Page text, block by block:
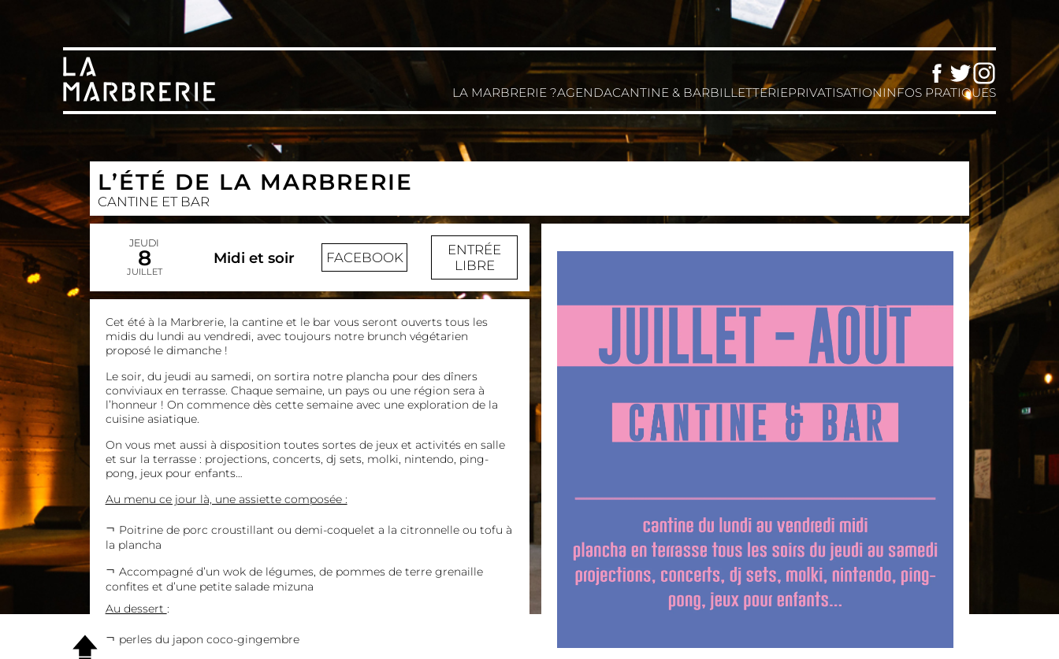
Facebook
TwitterInstagram
LA MARBRERIE ?AGENDACANTINE & BARBILLETTERIEPRIVATISATIONINFOS PRATIQUES
L’ÉTÉ DE LA MARBRERIE
CANTINE ET BAR
JEUDI
8
JUILLET
Midi et soir FACEBOOK
ENTRÉE
LIBRE
Cet été à la Marbrerie, la cantine et le bar vous seront ouverts tous les
midis du lundi au vendredi, avec toujours notre brunch végétarien
proposé le dimanche !
Le soir, du jeudi au samedi, on sortira notre plancha pour des dîners
conviviaux en terrasse. Chaque semaine, un pays ou une région sera à
l’honneur ! On commence dès cette semaine avec une exploration de la
cuisine asiatique.
On vous met aussi à disposition toutes sortes de jeux et activités en salle
et sur la terrasse : projections, concerts, dj sets, molki, nintendo, ping-
pong, jeux pour enfants…
Au menu ce jour là, une assiette composée :
Poitrine de porc croustillant ou demi-coquelet a la citronnelle ou tofu à
la plancha
Accompagné d’un wok de légumes, de pommes de terre grenaille
confites et d’une petite salade mizuna
Au dessert :
perles du japon coco-gingembre